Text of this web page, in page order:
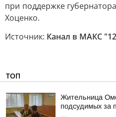
при поддержке
Хоценко.
Источник: Канал в МАКС
ТОП
Жительница
подсудимых за